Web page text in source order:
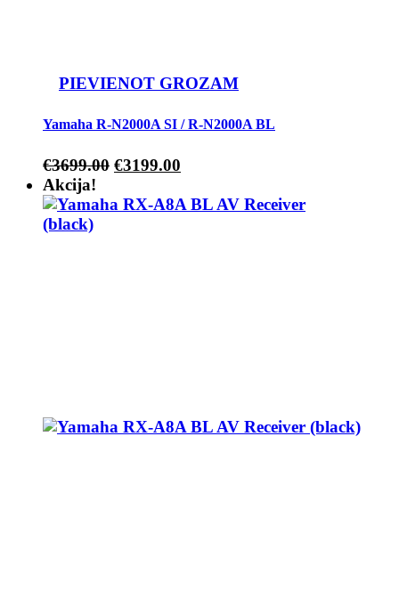
PIEVIENOT GROZAM
Yamaha R-N2000A SI / R-N2000A BL
€3699.00 €3199.00
Akcija!